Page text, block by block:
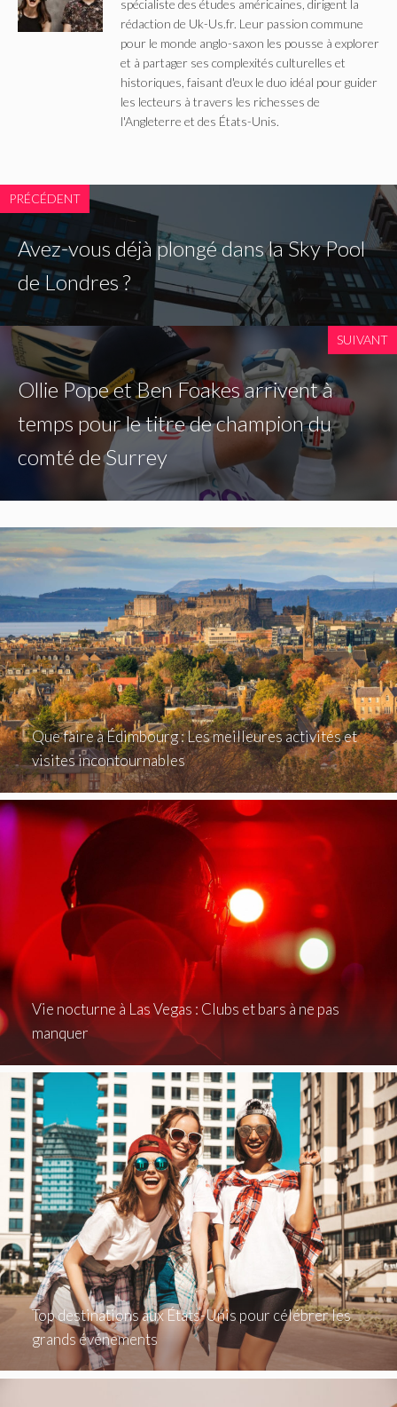
spécialiste des études américaines, dirigent la
rédaction de Uk-Us.fr. Leur passion commune
pour le monde anglo-saxon les pousse à explorer
et à partager ses complexités culturelles et
historiques, faisant d'eux le duo idéal pour guider
les lecteurs à travers les richesses de
l'Angleterre et des États-Unis.
PRÉCÉDENT
Avez-vous déjà plongé dans la Sky Pool
de Londres ?
SUIVANT
Ollie Pope et Ben Foakes arrivent à
temps pour le titre de champion du
comté de Surrey
Que faire à Édimbourg : Les meilleures activités et
visites incontournables
Vie nocturne à Las Vegas : Clubs et bars à ne pas
manquer
Top destinations aux États-Unis pour célébrer les
grands événements